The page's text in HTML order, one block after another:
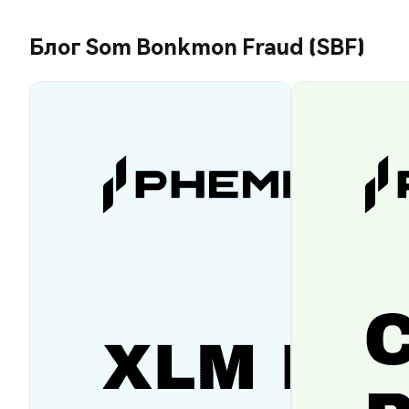
Блог Som Bonkmon Fraud (SBF)